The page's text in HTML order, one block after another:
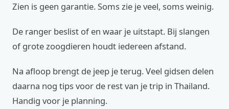
Zien is geen garantie. Soms zie je veel, soms weinig.
De ranger beslist of en waar je uitstapt. Bij slangen
of grote zoogdieren houdt iedereen afstand.
Na afloop brengt de jeep je terug. Veel gidsen delen
daarna nog tips voor de rest van je trip in Thailand.
Handig voor je planning.